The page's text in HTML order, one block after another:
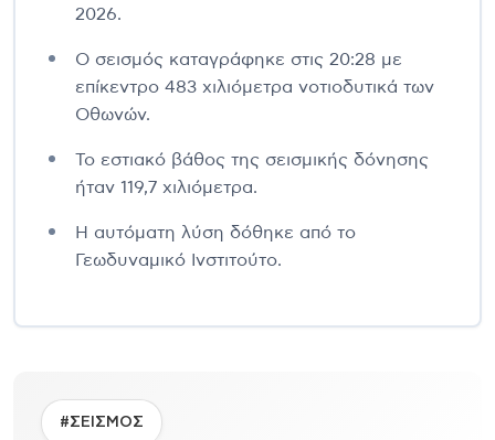
2026.
Ο σεισμός καταγράφηκε στις 20:28 με
επίκεντρο 483 χιλιόμετρα νοτιοδυτικά των
Οθωνών.
Το εστιακό βάθος της σεισμικής δόνησης
ήταν 119,7 χιλιόμετρα.
Η αυτόματη λύση δόθηκε από το
Γεωδυναμικό Ινστιτούτο.
#ΣΕΙΣΜΟΣ